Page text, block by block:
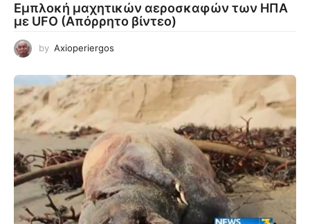
Εμπλοκή μαχητικών αεροσκαφών των ΗΠΑ
με UFO (Απόρρητο βίντεο)
by Axioperiergos